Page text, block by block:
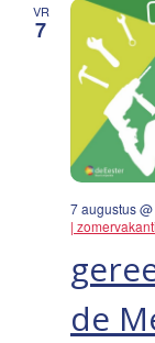
VR
7
de
7 augustus
|